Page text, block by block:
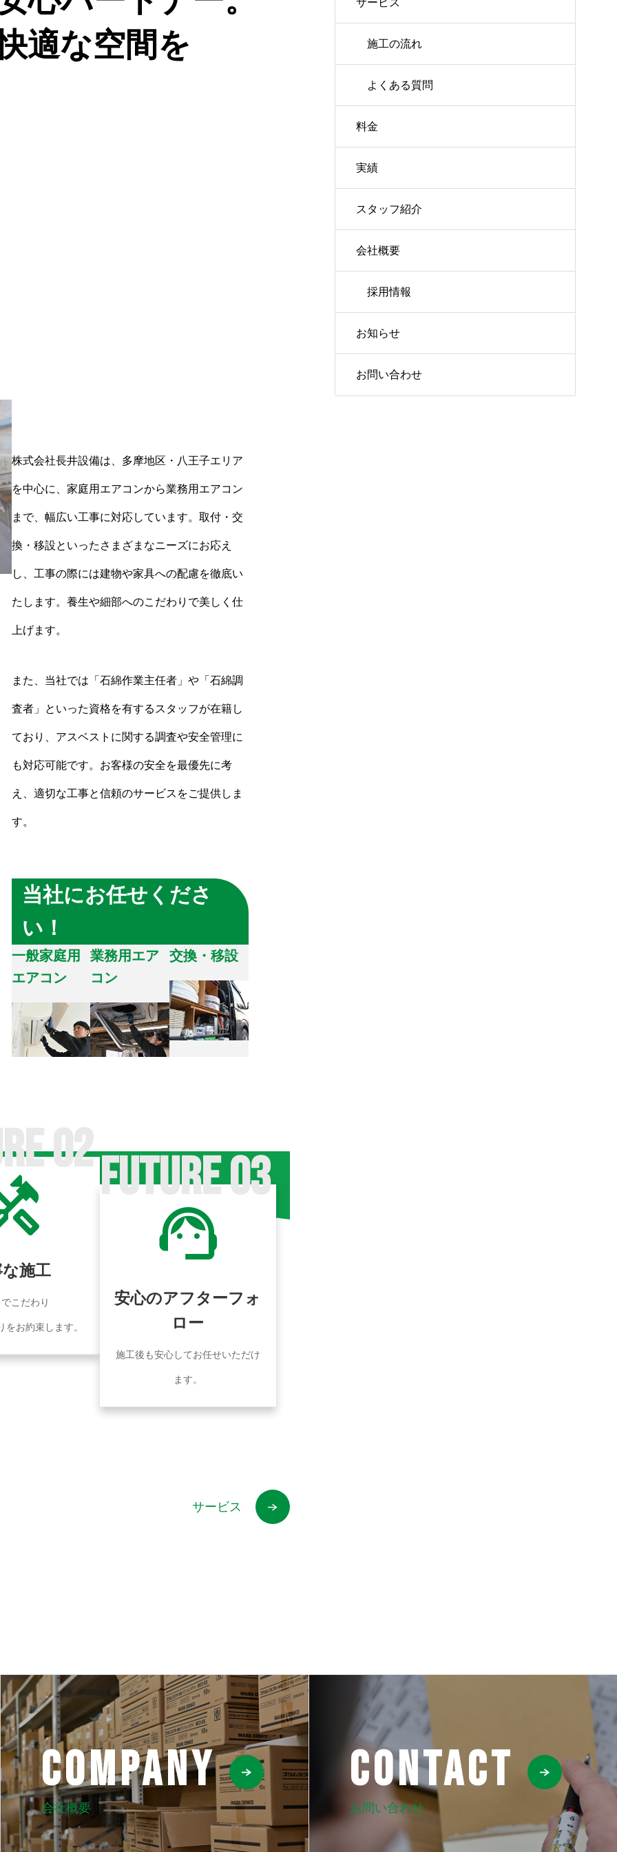
適な空間を
株式会社長井設備は、多摩地区・八王子エリア
を中心に、家庭用エアコンから業務用エアコン
まで、幅広い工事に対応しています。取付・交
換・移設といったさまざまなニーズにお応え
し、工事の際には建物や家具への配慮を徹底い
たします。養生や細部へのこだわりで美しく仕
上げます。
また、当社では「石綿作業主任者」や「石綿調
査者」といった資格を有するスタッフが在籍し
ており、アスベストに関する調査や安全管理に
も対応可能です。お客様の安全を最優先に考
え、適切な工事と信頼のサービスをご提供しま
す。
当社にお任せくださ
い！
一般家庭用
エアコン
業務用エア
コン
交換・移設
施工
こだわり
をお約束します。
support_agent
安心のアフターフォ
ロー
施工後も安心してお任せいただけ
ます。
サービス
サービス
施工の流れ
よくある質問
料金
実績
スタッフ紹介
会社概要
採用情報
お知らせ
お問い合わせ
COMPANY
会社概要
CONTACT
お問い合わせ